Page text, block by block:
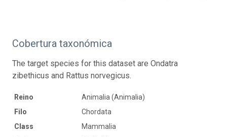
Cobertura taxonómica
The target species for this dataset are Ondatra
zibethicus and Rattus norvegicus.
Reino
Animalia (Animalia)
Filo
Chordata
Class
Mammalia